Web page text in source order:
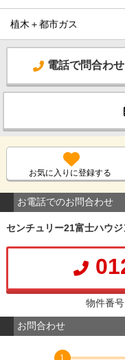
植木＋都市ガス
電話で問合わせ
お気に入りに登録する
お電話でのお問合わせ
センチュリー21富士ハウ
物件番
お問合わせ
1